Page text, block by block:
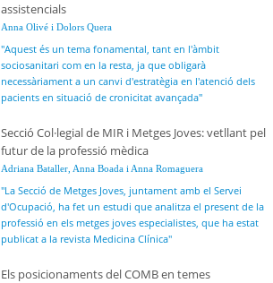
assistencials
Anna Olivé i Dolors Quera
"Aquest és un tema fonamental, tant en l'àmbit
sociosanitari com en la resta, ja que obligarà
necessàriament a un canvi d'estratègia en l'atenció dels
pacients en situació de cronicitat avançada"
Secció Col·legial de MIR i Metges Joves: vetllant pel
futur de la professió mèdica
Adriana Bataller, Anna Boada i Anna Romaguera
"La Secció de Metges Joves, juntament amb el Servei
d'Ocupació, ha fet un estudi que analitza el present de la
professió en els metges joves especialistes, que ha estat
publicat a la revista Medicina Clínica"
Els posicionaments del COMB en temes